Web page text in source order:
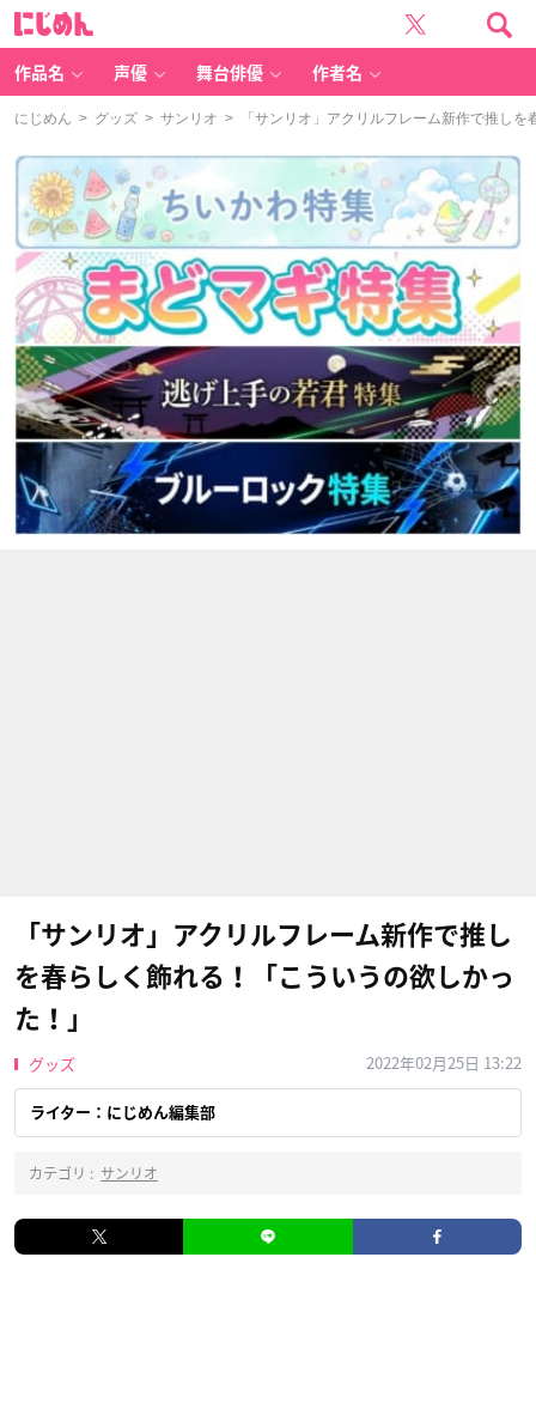
作品名 声優 舞台俳優 作者名
にじめん > グッズ > サンリオ > 「サンリオ」アクリルフレーム新作で推しを
「サンリオ」アクリルフレーム新作で推し
を春らしく飾れる！「こういうの欲しかっ
た！」
グッズ 2022年02月25日 13:22
ライター：にじめん編集部
カテゴリ : サンリオ